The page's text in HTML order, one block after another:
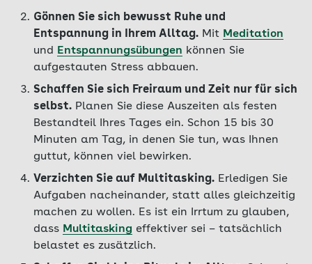
Gönnen Sie sich bewusst Ruhe und
Entspannung in Ihrem Alltag. Mit Meditation
und
Entspannungsübungen können Sie
aufgestauten Stress abbauen.
Schaffen Sie sich Freiraum und Zeit nur für sich
selbst. Planen Sie diese Auszeiten als festen
Bestandteil Ihres Tages ein. Schon 15 bis 30
Minuten am Tag, in denen Sie tun, was Ihnen
guttut, können viel bewirken.
Verzichten Sie auf Multitasking. Erledigen Sie
Aufgaben nacheinander, statt alles gleichzeitig
machen zu wollen. Es ist ein Irrtum zu glauben,
dass Multitasking effektiver sei – tatsächlich
belastet es zusätzlich.